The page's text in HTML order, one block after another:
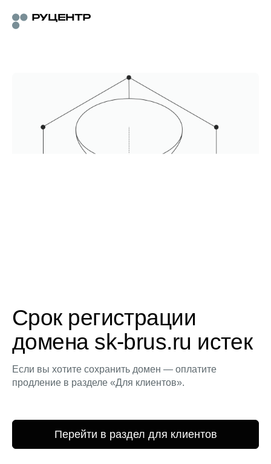
Срок регистрации
домена sk-brus.ru истек
Если вы хотите сохранить домен — оплатите
продление в разделе «Для клиентов».
Перейти в раздел для клиентов